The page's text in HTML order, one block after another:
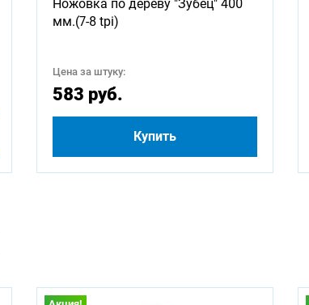
Ножовка по дереву "Зубец" 400
мм.(7-8 tpi)
Цена за штуку:
583 руб.
Купить